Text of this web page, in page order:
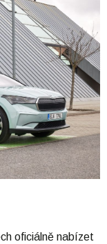
oficiálně nabízet